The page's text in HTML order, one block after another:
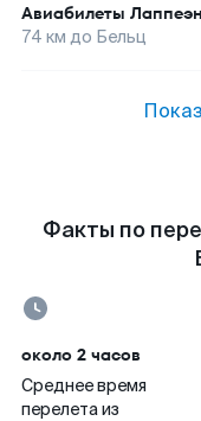
Авиабилеты
74 км до Бельц
Факты по
около 2 часов
Среднее время
перелета из